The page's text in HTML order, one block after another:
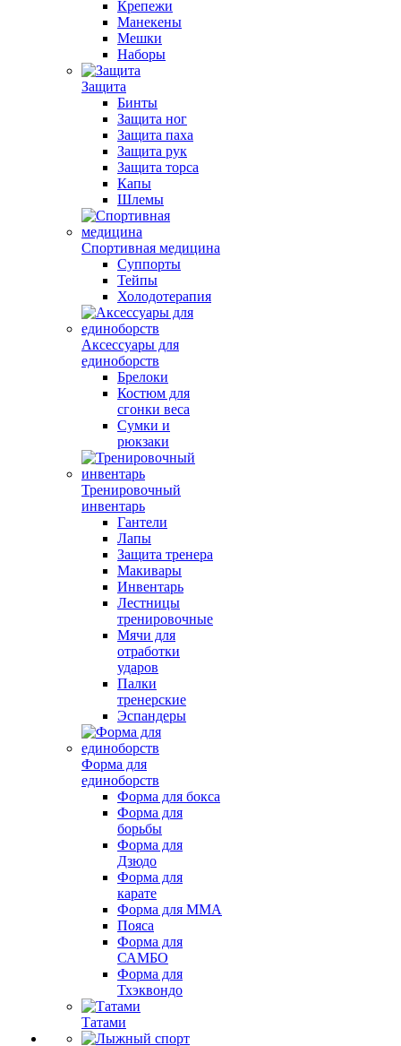
Крепежи
Манекены
Мешки
Наборы
Защита
Бинты
Защита ног
Защита паха
Защита рук
Защита торса
Капы
Шлемы
Спортивная медицина
Суппорты
Тейпы
Холодотерапия
Аксессуары для
единоборств
Брелоки
Костюм для
сгонки веса
Сумки и
рюкзаки
Тренировочный
инвентарь
Гантели
Лапы
Защита тренера
Макивары
Инвентарь
Лестницы
тренировочные
Мячи для
отработки
ударов
Палки
тренерские
Эспандеры
Форма для
единоборств
Форма для бокса
Форма для
борьбы
Форма для
Дзюдо
Форма для
карате
Форма для MMA
Пояса
Форма для
САМБО
Форма для
Тхэквондо
Татами